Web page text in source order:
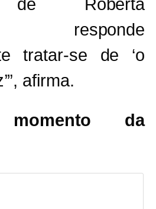
de Roberta
responde
tratar-se de ‘o
afirma.
da